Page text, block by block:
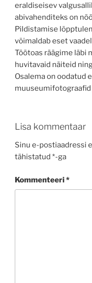
eraldiseisev
abivahenditeks on
Pildistamise
võimaldab eset
Töötoas räägime läbi
huvitavaid näiteid
Osalema on oodatud
Lisa kommentaar
Sinu e-postiaadressi
tähistatud *-ga
Kommenteeri*